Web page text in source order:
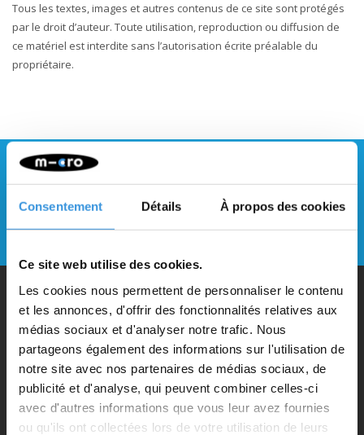
Consentement Détails À propos des cookies
Ce site web utilise des cookies.
Les cookies nous permettent de personnaliser le contenu
et les annonces, d'offrir des fonctionnalités relatives aux
médias sociaux et d'analyser notre trafic. Nous
partageons également des informations sur l'utilisation de
notre site avec nos partenaires de médias sociaux, de
publicité et d'analyse, qui peuvent combiner celles-ci
avec d'autres informations que vous leur avez fournies
ou qu'ils ont collectées lors de votre utilisation de leurs
Tous les textes, images et autres contenus de ce site sont protégés
par le droit d’auteur. Toute utilisation, reproduction ou diffusion de
ce matériel est interdite sans l’autorisation écrite préalable du
propriétaire.
Restez à jour et inscrivez-vous à notre
newsletter
Envoyer
Pourquoi Micro ?
Micro Mobility est l'inventeur du trottinette pliable compact et de
l'iconique trottinette 3 roues. Tous nos trottinettes sont développés
avec beaucoup d'amour et de soin en Suisse. Ils ont été largement